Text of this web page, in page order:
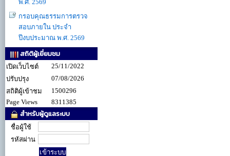
พ.ศ. 2569
กรอบคุณธรรมการตรวจ
สอบภายใน ประจำ
ปีงบประมาณ พ.ศ. 2569
สถิติผู้เยี่ยมชม
เปิดเว็บไซต์
25/11/2022
ปรับปรุง
07/08/2026
สถิติผู้เข้าชม
1500296
Page Views
8311385
สำหรับผู้ดูแลระบบ
ชื่อผู้ใช้
รหัสผ่าน